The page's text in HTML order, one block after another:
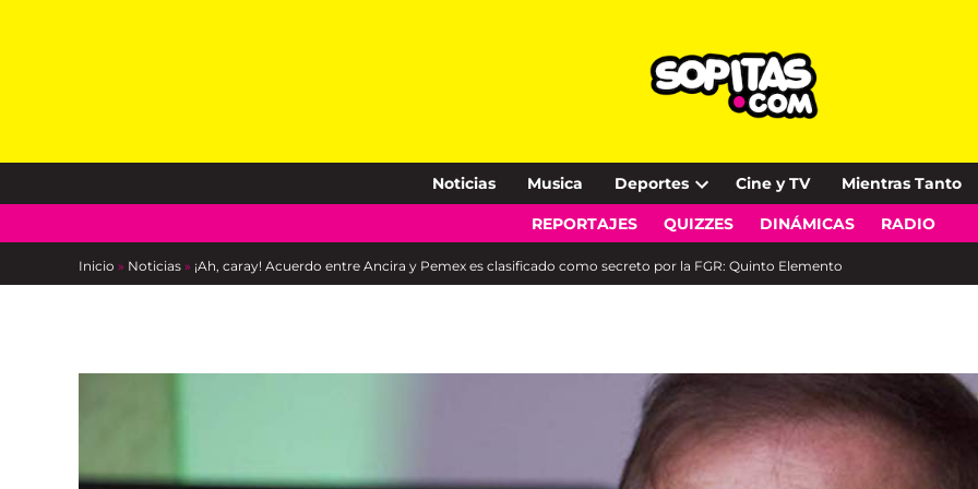
Noticias Musica Deportes
Open
dropdown
Cine y TV Mientras Tanto
REPORTAJES QUIZZES DINÁMICAS RADIO
Inicio » Noticias » ¡Ah, caray! Acuerdo entre Ancira y Pemex es clasificado como secreto por la FGR: Quinto Elemento